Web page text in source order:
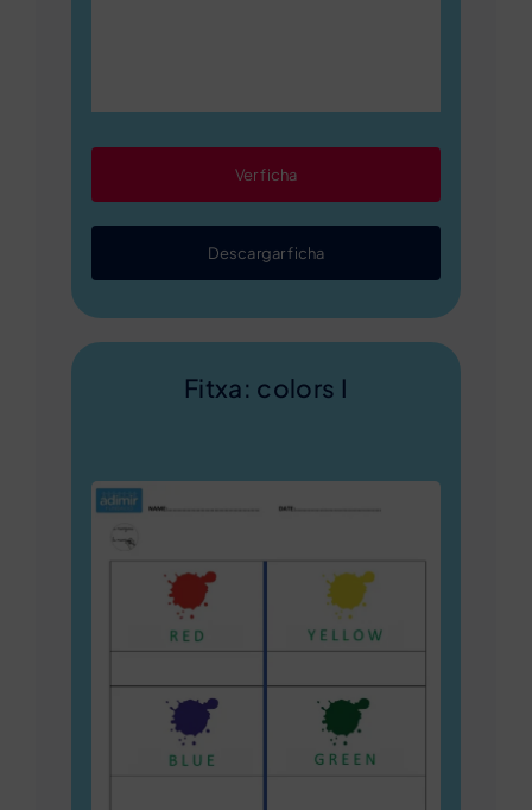
Ver ficha
Descargar ficha
Fitxa: colors I